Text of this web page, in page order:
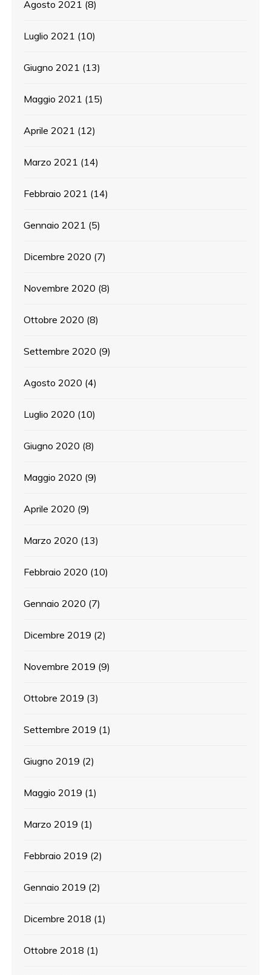
Agosto 2021 (8)
Luglio 2021 (10)
Giugno 2021 (13)
Maggio 2021 (15)
Aprile 2021 (12)
Marzo 2021 (14)
Febbraio 2021 (14)
Gennaio 2021 (5)
Dicembre 2020 (7)
Novembre 2020 (8)
Ottobre 2020 (8)
Settembre 2020 (9)
Agosto 2020 (4)
Luglio 2020 (10)
Giugno 2020 (8)
Maggio 2020 (9)
Aprile 2020 (9)
Marzo 2020 (13)
Febbraio 2020 (10)
Gennaio 2020 (7)
Dicembre 2019 (2)
Novembre 2019 (9)
Ottobre 2019 (3)
Settembre 2019 (1)
Giugno 2019 (2)
Maggio 2019 (1)
Marzo 2019 (1)
Febbraio 2019 (2)
Gennaio 2019 (2)
Dicembre 2018 (1)
Ottobre 2018 (1)